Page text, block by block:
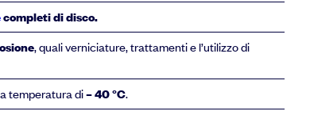
completi di disco.
, quali verniciature, trattamenti e l’utilizzo di
temperatura di– 40 °C.